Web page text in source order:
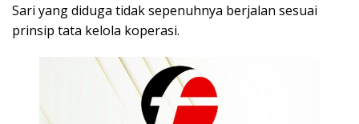
Sari yang diduga tidak sepenuhnya berjalan sesuai
prinsip tata kelola koperasi.